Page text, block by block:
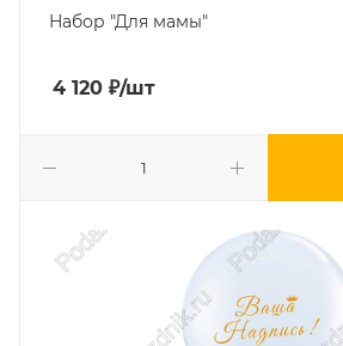
Набор "Для мамы"
4 120 ₽/шт